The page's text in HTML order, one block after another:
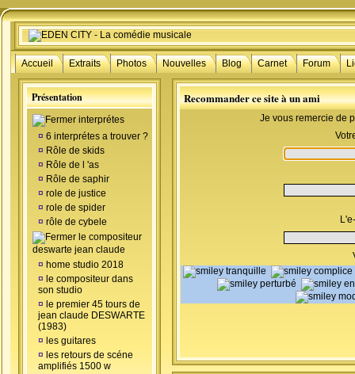
Accueil Extraits Photos Nouvelles Blog Carnet Forum
Présentation
interprétes
¤ 6 interprétes a trouver ?
¤ Rôle de skids
¤ Rôle de l 'as
¤ Rôle de saphir
¤ role de justice
¤ role de spider
¤ rôle de cybele
le compositeur
deswarte jean claude
¤ home studio 2018
¤ le compositeur dans
son studio
¤ le premier 45 tours de
jean claude DESWARTE
(1983)
¤ les guitares
¤ les retours de scéne
amplifiés 1500 w
Recommander ce site à un ami
Je vous remercie de